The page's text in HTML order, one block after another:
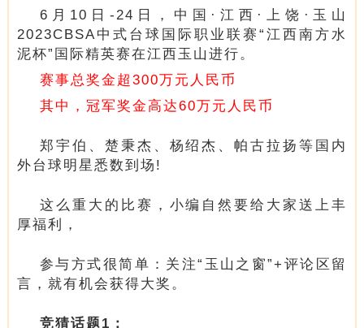
6月10日-24日，中国·江西·上饶·玉山
2023CBSA中式台球国际职业联赛“江西南方水
泥杯”国际精英赛在江西玉山进行。
赛事总奖金超300万元人民币
其中，冠军奖金高达60万元人民币
郑宇伯、楚秉杰、杨绍杰、帕古拉扬等国内
外台球明星悉数到场!
这么重大的比赛，小编自然要给大家送上丰
厚福利，
参与方式很简单：关注“玉山之窗”+评论区留
言，就有机会获得大奖。
竞猜话题1：